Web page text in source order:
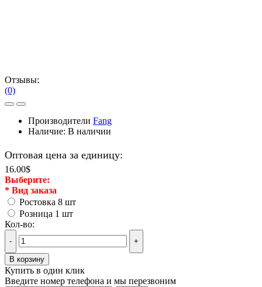
Отзывы:
(0)
Производители Fang
Наличие: В наличии
Оптовая цена за единицу:
16.00$
Выберите:
* Вид заказа
Ростовка 8 шт
Розница 1 шт
Кол-во:
- +
В корзину
Купить в один клик
Введите номер телефона и мы перезвоним